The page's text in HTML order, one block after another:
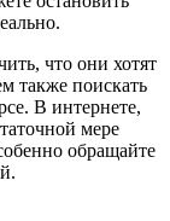
что они хотят
также поискать
В интернете,
мере
обращайте